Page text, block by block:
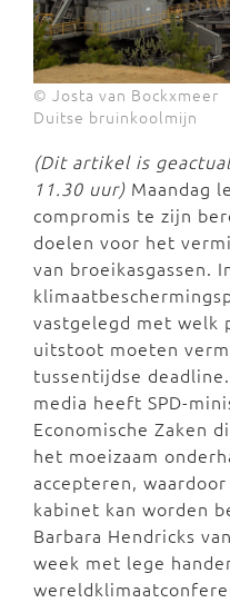
© Josta van Bockxmeer
Duitse bruinkoolmijn
(Dit artikel is
11.30 uur) Maandag
compromis te zijn
doelen voor het
van broeikasgassen.
vastgelegd met welk
uitstoot moeten
tussentijdse
media heeft SPD-
Economische Zaken
het moeizaam
accepteren,
kabinet kan worden
Barbara Hendricks
week met lege